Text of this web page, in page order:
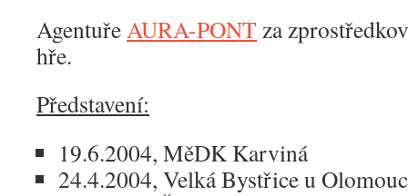
AgentuřeAURA-PONT za
hře.
Představení:
19.6.2004, MěDK Karviná
24.4.2004, Velká Bystřice u